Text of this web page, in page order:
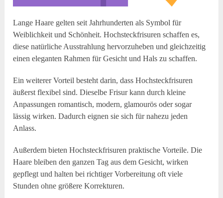
Lange Haare gelten seit Jahrhunderten als Symbol für
Weiblichkeit und Schönheit. Hochsteckfrisuren schaffen es,
diese natürliche Ausstrahlung hervorzuheben und gleichzeitig
einen eleganten Rahmen für Gesicht und Hals zu schaffen.
Ein weiterer Vorteil besteht darin, dass Hochsteckfrisuren
äußerst flexibel sind. Dieselbe Frisur kann durch kleine
Anpassungen romantisch, modern, glamourös oder sogar
lässig wirken. Dadurch eignen sie sich für nahezu jeden
Anlass.
Außerdem bieten Hochsteckfrisuren praktische Vorteile. Die
Haare bleiben den ganzen Tag aus dem Gesicht, wirken
gepflegt und halten bei richtiger Vorbereitung oft viele
Stunden ohne größere Korrekturen.